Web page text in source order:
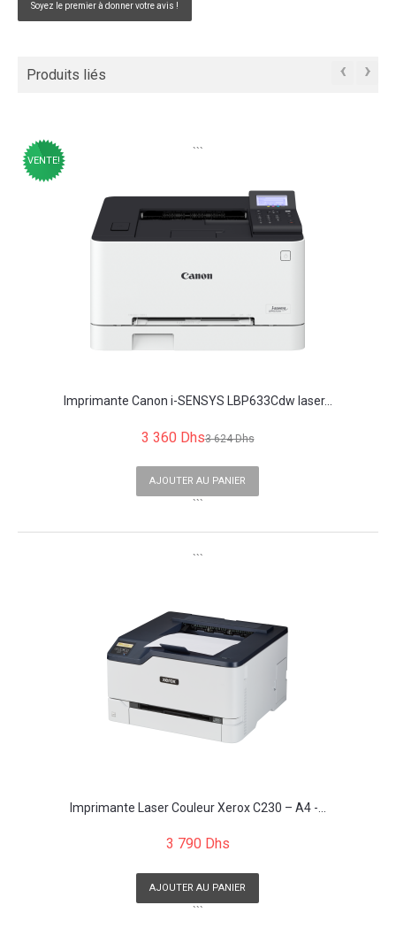
Soyez le premier à donner votre avis !
Produits liés ‹ ›
```
VENTE!
Imprimante Canon i-SENSYS LBP633Cdw laser...
3 360 Dhs3 624 Dhs
AJOUTER AU PANIER
```
```
Imprimante Laser Couleur Xerox C230 – A4 -...
3 790 Dhs
AJOUTER AU PANIER
```